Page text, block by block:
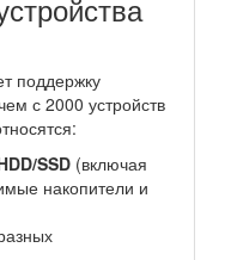
поддержку
с 2000 устройств
SSD (включая
накопители и